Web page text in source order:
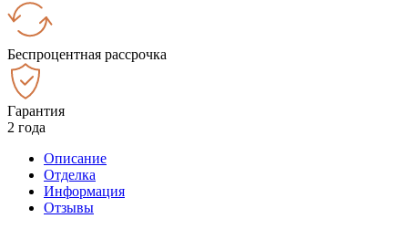
Беспроцентная рассрочка
Гарантия
2 года
Описание
Отделка
Информация
Отзывы